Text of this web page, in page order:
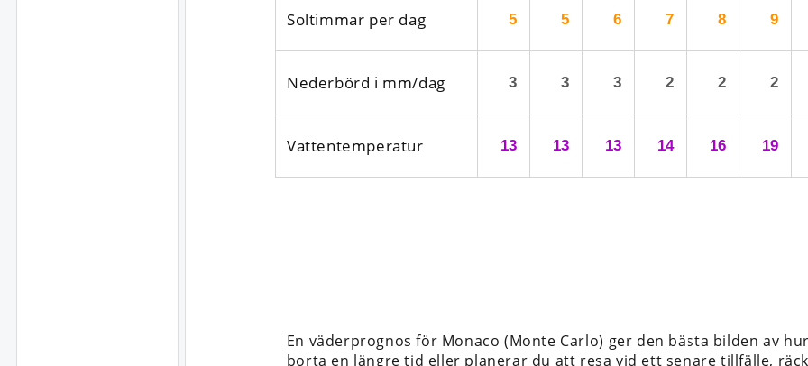
Soltimmar per dag
Nederbörd i mm/dag
Vattentemperatur
5
3
13
5
3
13
6
3
13
7
2
14
8
2
16
9
2
19
En väderprognos för Monaco (Monte Carlo) ger den bästa bilden av
borta en längre tid eller planerar du att resa vid ett senare tillfälle,